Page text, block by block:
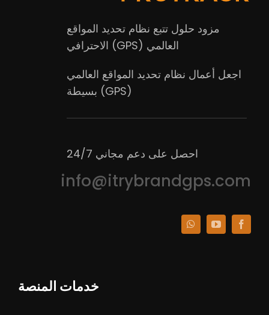
مزود حلول تتبع نظام تحديد المواقع
العالمي (GPS) الاحترافي
اجعل أعمال نظام تحديد المواقع العالمي
(GPS) بسيطة
احصل على دعم مجاني 24/7
info@itrybrandgps.com
خدمات المنصة